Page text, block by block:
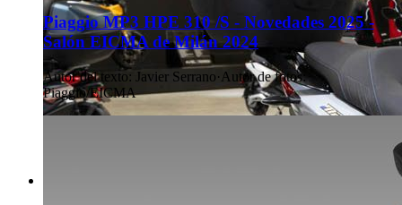
Piaggio MP3 HPE 310 /S - Novedades 2025 -
Salón EICMA de Milán 2024
Autor del texto: Javier Serrano· Autor de fotos:
Piaggio/EICMA